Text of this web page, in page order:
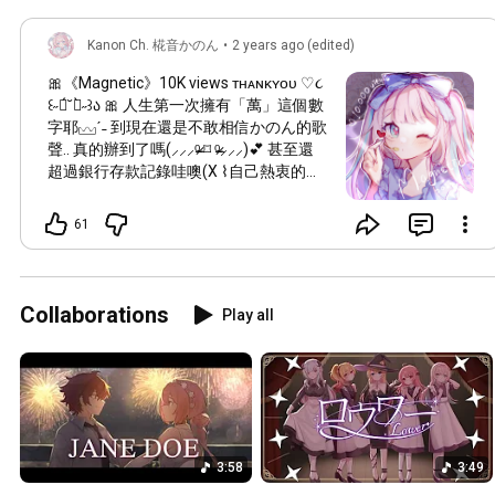
Kanon Ch. 椛音かのん • 2 years ago (edited)
🎀《Magnetic》10K views ᴛʜᴀɴᴋʏᴏᴜ ♡૮
꒰˶ฅ́˘ฅ̀˶꒱ა 🎀 人生第一次擁有「萬」這個數
字耶𓈊ˊ˗ 到現在還是不敢相信かのん的歌
聲.. 真的辦到了嗎(⸝⸝⸝ᵒ̴̶̷ ⌑ ᵒ̴̶̷⸝⸝⸝)💕 甚至還
超過銀行存款記錄哇噢(X ⌇自己熱衷的事
幸福的事情喵🥰⌇ 因這次翻唱而開始關注
卡蘿的你們 以後也請多多指教desu( ੭
驗到這種感覺꒰๑⃙⃘ϱ॔꒳˘͈( ˘͈꒳˘͈๑⃙⃘꒱♡ ‎每一
次熱烈的誇誇應援 ‎才能成就現在這個
fairy cute的idol哦~(՞ ܸ.ˬ.ܸ՞)♡ ‎\飯糰唯一
desu🍙/ 啾~🩷 ‎かのん可以因為「U」而
KiraKira的閃耀著💖 ‎是有史以來收到過最
快樂、最幸福的週年紀念禮物です✩
⑅୨୧⑅*⑅୨୧⑅*⑅୨୧⑅*⑅୨୧⑅*⑅୨୧⑅*⑅୨୧⑅*⑅୨୧⑅
*⑅୨୧⑅* 完整版感謝文可到Instagram @/
kanonkanondesu 收看喔~✎ ̼ 裡面還有
即將要送給大家的小驚喜宣佈喵(୨୧• ᴗ
61
Collaborations Play all
3:58 3:49